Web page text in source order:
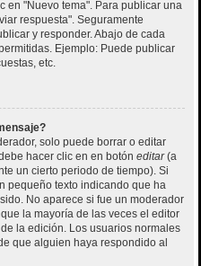
en "Nuevo tema". Para publicar una
respuesta". Seguramente
y responder. Abajo de cada
Ejemplo: Puede publicar
etc.
solo puede borrar o editar
hacer clic en en botón editar(a
un cierto periodo de tiempo). Si
pequeño texto indicando que ha
No aparece si fue un moderador
la mayoría de las veces el editor
la edición. Los usuarios normales
que alguien haya respondido al